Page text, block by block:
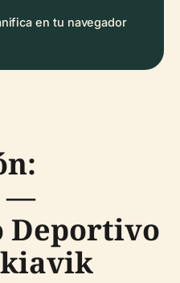
en tu navegador
—
Deportivo